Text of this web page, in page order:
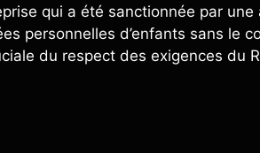
qui a été sanctionnée par
personnelles d’enfants sans le
du respect des exigences du